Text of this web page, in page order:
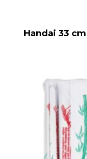
Handai 33 cm